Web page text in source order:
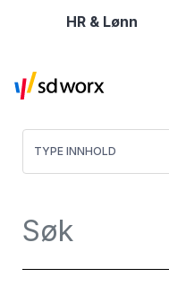
HR & Lønn
TYPE INNHOLD